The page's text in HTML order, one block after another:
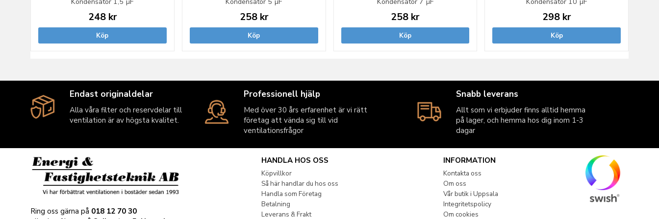
248 kr
Köp
258 kr
Köp
258 kr
Köp
298 kr
Köp
Endast originaldelar
Alla våra filter och reservdelar till
ventilation är av högsta kvalitet.
Professionell hjälp
Med över 30 års erfarenhet är vi rätt
företag att vända sig till vid
ventilationsfrågor
Snabb leverans
Allt som vi erbjuder finns alltid hemma
på lager, och hemma hos dig inom 1-3
dagar
Ring oss gärna på 018 12 70 30
HANDLA HOS OSS
Köpvillkor
Så här handlar du hos oss
Handla som Företag
Betalning
Leverans & Frakt
INFORMATION
Kontakta oss
Om oss
Vår butik i Uppsala
Integritetspolicy
Om cookies